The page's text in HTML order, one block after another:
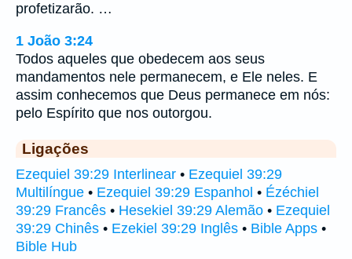
profetizarão. …
1 João 3:24
Todos aqueles que obedecem aos seus
mandamentos nele permanecem, e Ele neles. E
assim conhecemos que Deus permanece em nós:
pelo Espírito que nos outorgou.
Ligações
Ezequiel 39:29 Interlinear • Ezequiel 39:29
Multilíngue • Ezequiel 39:29 Espanhol • Ézéchiel
39:29 Francês • Hesekiel 39:29 Alemão • Ezequiel
39:29 Chinês • Ezekiel 39:29 Inglês • Bible Apps •
Bible Hub